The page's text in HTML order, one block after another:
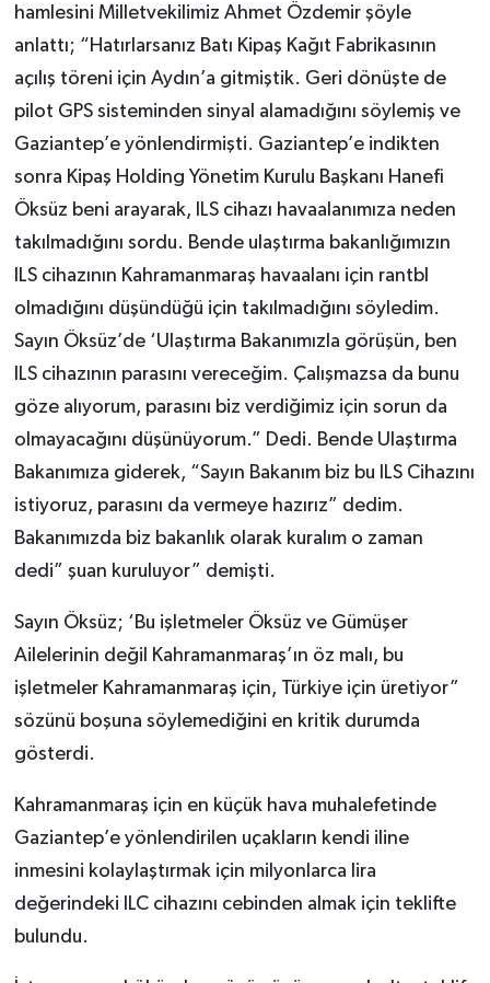
hamlesini Milletvekilimiz Ahmet Özdemir şöyle
anlattı; “Hatırlarsanız Batı Kipaş Kağıt Fabrikasının
açılış töreni için Aydın’a gitmiştik. Geri dönüşte de
pilot GPS sisteminden sinyal alamadığını söylemiş ve
Gaziantep’e yönlendirmişti. Gaziantep’e indikten
sonra Kipaş Holding Yönetim Kurulu Başkanı Hanefi
Öksüz beni arayarak, ILS cihazı havaalanımıza neden
takılmadığını sordu. Bende ulaştırma bakanlığımızın
ILS cihazının Kahramanmaraş havaalanı için rantbl
olmadığını düşündüğü için takılmadığını söyledim.
Sayın Öksüz’de ‘Ulaştırma Bakanımızla görüşün, ben
ILS cihazının parasını vereceğim. Çalışmazsa da bunu
göze alıyorum, parasını biz verdiğimiz için sorun da
olmayacağını düşünüyorum.” Dedi. Bende Ulaştırma
Bakanımıza giderek, “Sayın Bakanım biz bu ILS Cihazını
istiyoruz, parasını da vermeye hazırız” dedim.
Bakanımızda biz bakanlık olarak kuralım o zaman
dedi” şuan kuruluyor” demişti.
Sayın Öksüz; ‘Bu işletmeler Öksüz ve Gümüşer
Ailelerinin değil Kahramanmaraş’ın öz malı, bu
işletmeler Kahramanmaraş için, Türkiye için üretiyor”
sözünü boşuna söylemediğini en kritik durumda
gösterdi.
Kahramanmaraş için en küçük hava muhalefetinde
Gaziantep’e yönlendirilen uçakların kendi iline
inmesini kolaylaştırmak için milyonlarca lira
değerindeki ILC cihazını cebinden almak için teklifte
bulundu.